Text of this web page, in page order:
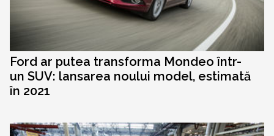
Ford ar putea transforma Mondeo într-
un SUV: lansarea noului model, estimată
în 2021